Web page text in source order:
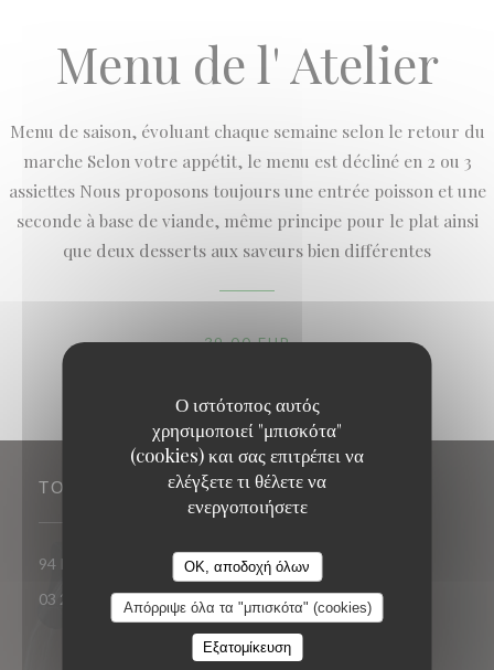
Ο ιστότοπος αυτός
χρησιμοποιεί "μπισκότα"
(cookies) και σας επιτρέπει να
ελέγξετε τι θέλετε να
ενεργοποιήσετε
OK, αποδοχή όλων
Απόρριψε όλα τα "μπισκότα" (cookies)
Εξατομίκευση
Menu de l' Atelier
Menu de saison, évoluant chaque semaine selon le retour du
marche Selon votre appétit, le menu est décliné en 2 ou 3
assiettes Nous proposons toujours une entrée poisson et une
seconde à base de viande, même principe pour le plat ainsi
que deux desserts aux saveurs bien différentes
39,00 EUR
ΤΟΠΟΘΕΣΊΑ
94 Route nationale 62290 Nœux-les-Mines
03 21 26 74 74